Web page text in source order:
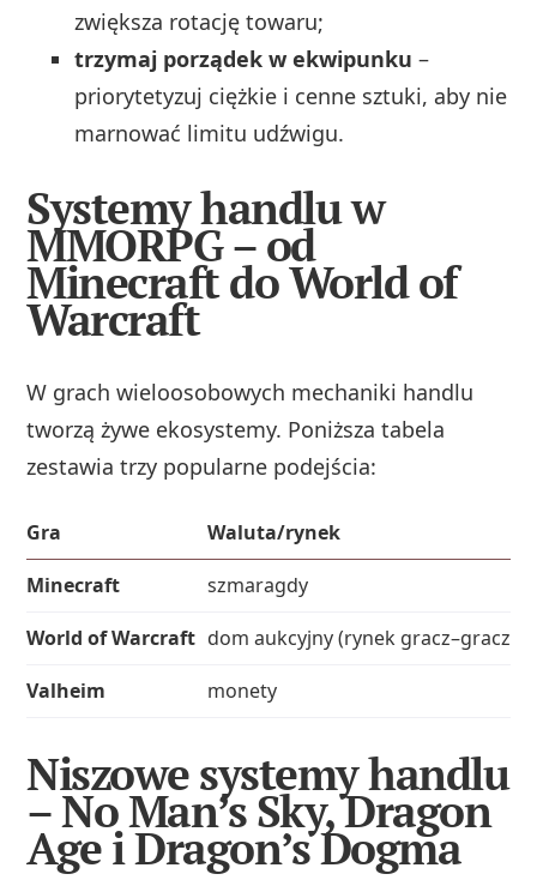
zwiększa rotację towaru;
trzymaj porządek w ekwipunku –
priorytetyzuj ciężkie i cenne sztuki, aby nie
marnować limitu udźwigu.
Systemy handlu w
MMORPG – od
Minecraft do World of
Warcraft
W grach wieloosobowych mechaniki handlu
tworzą żywe ekosystemy. Poniższa tabela
zestawia trzy popularne podejścia:
Gra Waluta/rynek
Minecraft
szmaragdy
World of Warcraft dom aukcyjny (rynek gracz–gracz)
Valheim
monety
Niszowe systemy handlu
– No Man’s Sky, Dragon
Age i Dragon’s Dogma